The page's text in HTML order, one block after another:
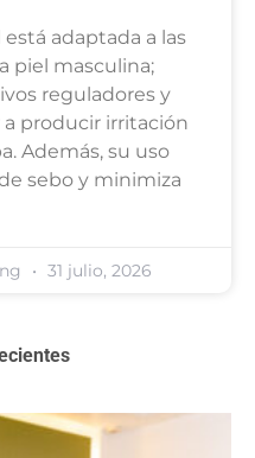
adaptada a las
piel masculina;
reguladores y
producir irritación
Además, su uso
sebo y minimiza
31 julio, 2026